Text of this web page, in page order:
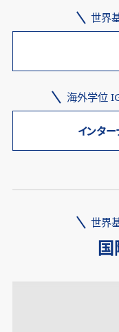
世界
海外学位
インタ
世界
国